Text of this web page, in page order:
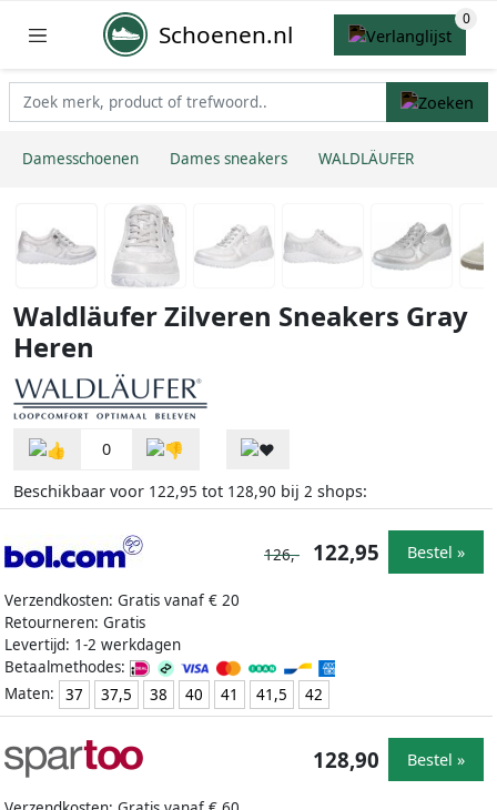
Schoenen.nl
Damesschoenen Dames sneakers WALDLÄUFER
Waldläufer Zilveren Sneakers Gray
Heren
0
Beschikbaar voor 122,95 tot 128,90 bij 2 shops:
Verzendkosten: Gratis vanaf € 20
Retourneren: Gratis
Levertijd: 1-2 werkdagen
Betaalmethodes:
Maten:
37 37,5 38 40 41 41,5 42
126,- 122,95 Bestel »
128,90 Bestel »